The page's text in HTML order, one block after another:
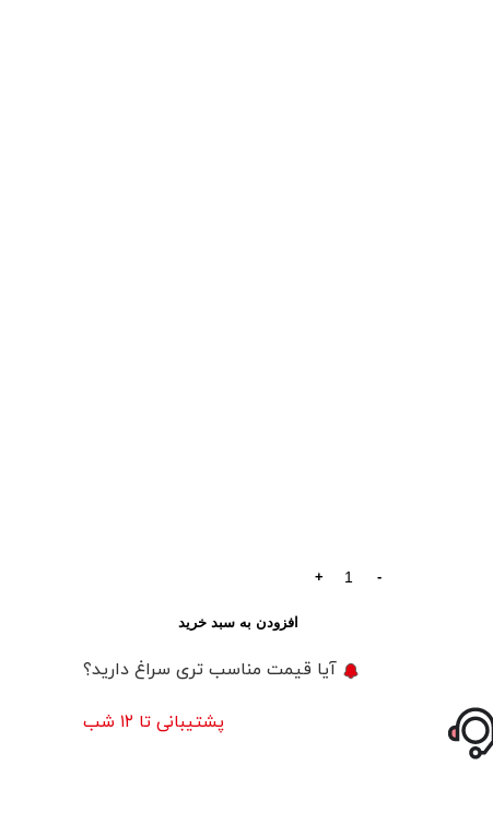
افزودن به سبد خرید
آیا قیمت مناسب تری سراغ دارید؟
پشتیبانی تا ۱۲ شب